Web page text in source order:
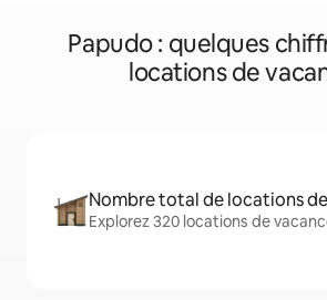
Papudo : quelques
locations de
Nombre total de locations
Explorez 320 locations de